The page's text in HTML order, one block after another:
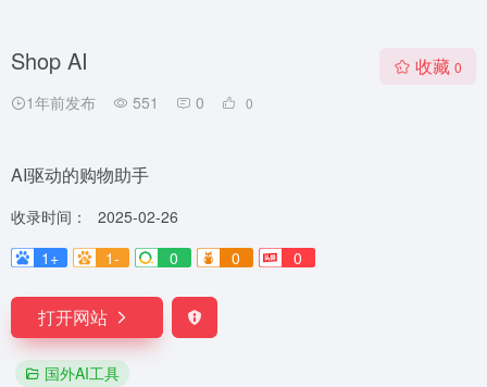
Shop AI
1年前发布 551 0 0
收藏 0
AI驱动的购物助手
收录时间：
2025-02-26
1+
1- 0 0 0
打开网站
国外AI工具